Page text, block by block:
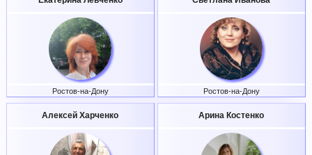
Ростов-на-Дону Ростов-на-Дону
Алексей Харченко Арина Костенко